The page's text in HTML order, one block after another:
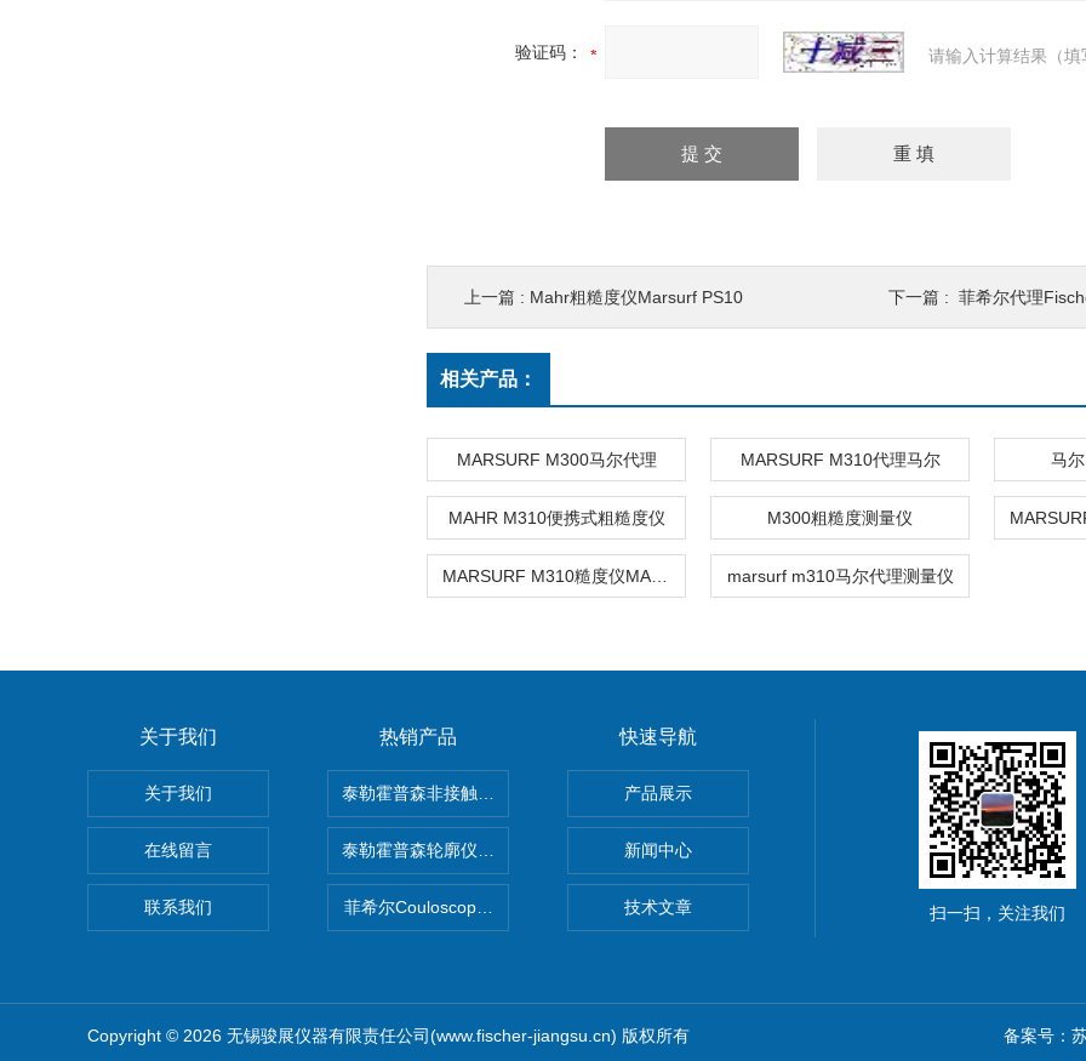
验证码： 请输入计算结果（
上一篇 : Mahr粗糙度仪Marsurf PS10 下一篇 : 菲希尔代理
相关产品：
MARSURF M300马尔代理 MARSURF M310代理马尔 马
MAHR M310便携式粗糙度仪 M300粗糙度测量仪
marsurf m310马尔代理测量仪
关于我们
关于我们
在线留言
联系我们
热销产品
泰勒霍普森非接触式轮廓仪LUPHOScan 850 HD
泰勒霍普森轮廓仪|TAYLOR HOBSON
菲希尔Couloscope CMS2电解法测厚仪
快速导航
产品展示
新闻中心
技术文章 扫一扫，关注我们
Copyright © 2026 无锡骏展仪器有限责任公司(www.fischer-jiangsu.cn) 版权所有 备案号：